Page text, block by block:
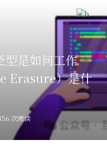
型是如何工作
Erasure）是什
次阅读